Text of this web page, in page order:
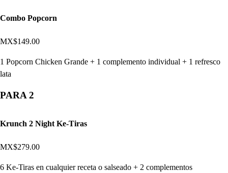
Combo Popcorn
MX$149.00
1 Popcorn Chicken Grande + 1 complemento individual + 1 refresco
lata
PARA 2
Krunch 2 Night Ke-Tiras
MX$279.00
6 Ke-Tiras en cualquier receta o salseado + 2 complementos